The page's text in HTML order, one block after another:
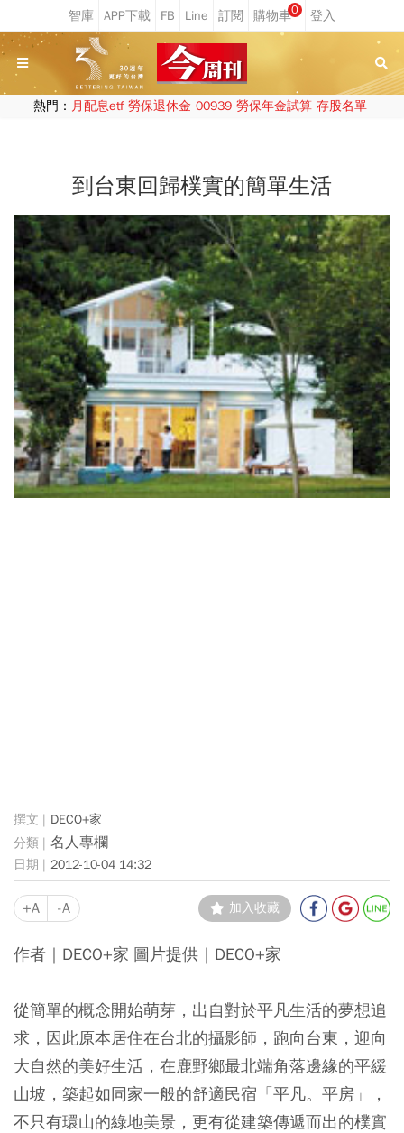
0
熱門： 月配息etf 勞保退休金 00939 勞保年金試算 存股名單
到台東回歸樸實的簡單生活
DECO+家
名人專欄
2012-10-04 14:32
+A -A 加入收藏
作者｜DECO+家 圖片提供｜DECO+家
從簡單的概念開始萌芽，出自對於平凡生活的夢想追
求，因此原本居住在台北的攝影師，跑向台東，迎向
大自然的美好生活，在鹿野鄉最北端角落邊緣的平緩
山坡，築起如同家一般的舒適民宿「平凡。平房」，
不只有環山的綠地美景，更有從建築傳遞而出的樸實